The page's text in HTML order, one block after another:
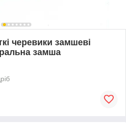
черевики замшеві
замша